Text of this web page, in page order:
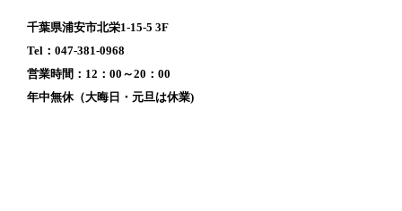
千葉県浦安市北栄1-15-5 3F
Tel：047-381-0968
営業時間：12：00～20：00
年中無休（大晦日・元旦は休業)